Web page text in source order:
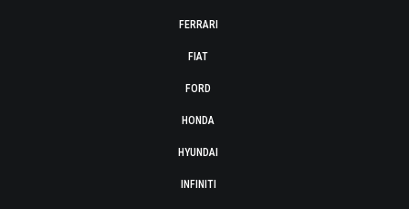
FERRARI
FIAT
FORD
HONDA
HYUNDAI
INFINITI